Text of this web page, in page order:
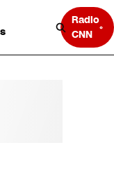
Radio
CNN